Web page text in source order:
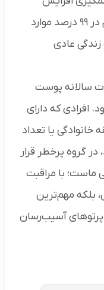
داده‌اند. امروزه تشخیص زودهنگام در ۹۹ درصد موارد
عادی
سالانه پوست
افرادی که دارای
یا تعداد
گروه پرخطر قرار
ماست؛ با مراقبت
بلکه مهم‌ترین
پرتوهای آسیب‌رسان